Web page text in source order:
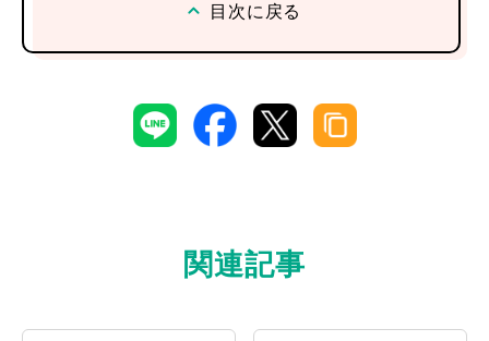
目次に戻る
関連記事